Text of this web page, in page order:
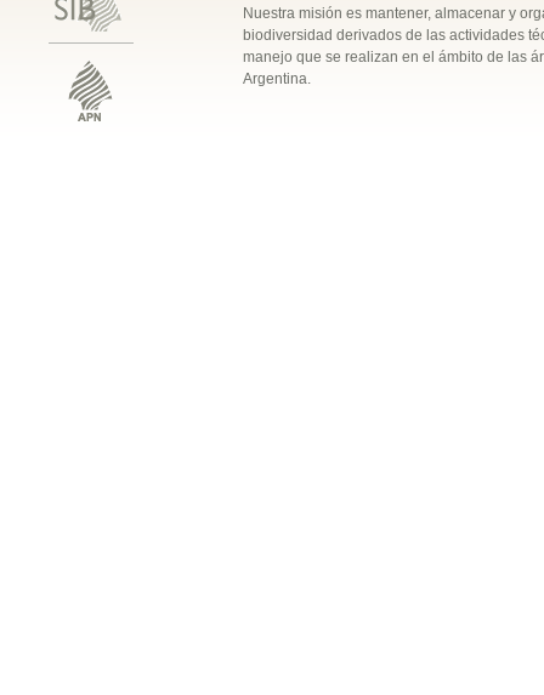
Nuestra misión es mantener, almacenar y
biodiversidad derivados de las actividades
manejo que se realizan en el ámbito de las
Argentina.